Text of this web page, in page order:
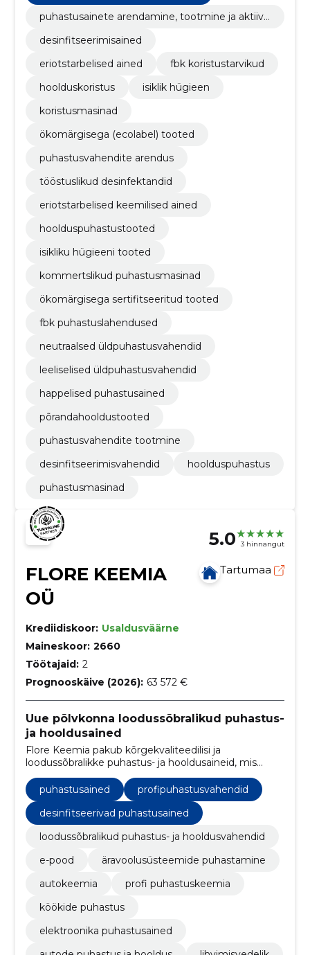
puhastusainete arendamine, tootmine ja aktiivn
desinfitseerimisained
eriotstarbelised ained
fbk koristustarvikud
hoolduskoristus
isiklik hügieen
koristusmasinad
ökomärgisega (ecolabel) tooted
puhastusvahendite arendus
tööstuslikud desinfektandid
eriotstarbelised keemilised ained
hoolduspuhastustooted
isikliku hügieeni tooted
kommertslikud puhastusmasinad
ökomärgisega sertifitseeritud tooted
fbk puhastuslahendused
neutraalsed üldpuhastusvahendid
leeliselised üldpuhastusvahendid
happelised puhastusained
põrandahooldustooted
puhastusvahendite tootmine
desinfitseerimisvahendid
hoolduspuhastus
puhastusmasinad
5.0 3 hinnangut
FLORE KEEMIA
OÜ
Tartumaa
Krediidiskoor: Usaldusväärne
Maineskoor: 2660
Töötajaid: 2
Prognooskäive (2026): 63 572 €
Uue põlvkonna loodussõbralikud puhastus-
ja hooldusained
Flore Keemia pakub kõrgekvaliteedilisi ja
loodussõbralikke puhastus- ja hooldusaineid, mis
puhastada.
puhastusained
profipuhastusvahendid
desinfitseerivad puhastusained
loodussõbralikud puhastus- ja hooldusvahendid
e-pood
äravoolusüsteemide puhastamine
autokeemia
profi puhastuskeemia
köökide puhastus
elektroonika puhastusained